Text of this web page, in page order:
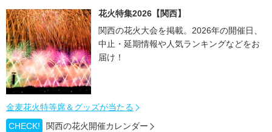
花火特集2026【関西】
関西の花火大会を掲載。2026年の開催日、
中止・延期情報や人気ランキングなどをお
届け！
金麦花火特等席＆グッズが当たる
CHECK!
関西の花火開催カレンダー